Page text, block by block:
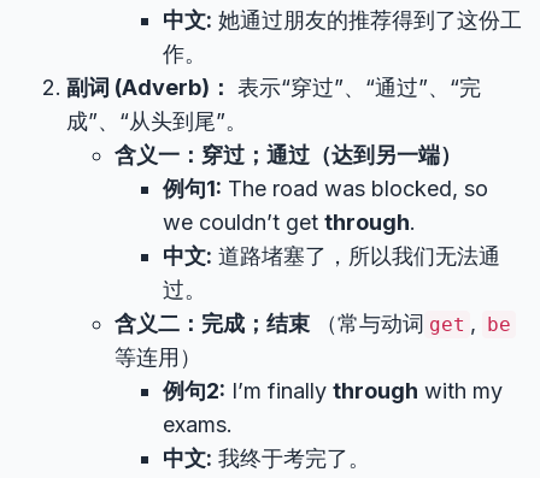
中文: 她通过朋友的推荐得到了这份工
作。
副词 (Adverb)： 表示“穿过”、“通过”、“完
成”、“从头到尾”。
含义一：穿过；通过（达到另一端）
例句1: The road was blocked, so
we couldn’t get through.
中文: 道路堵塞了，所以我们无法通
过。
含义二：完成；结束 （常与动词 get , be
等连用）
例句2: I’m finally through with my
exams.
中文: 我终于考完了。